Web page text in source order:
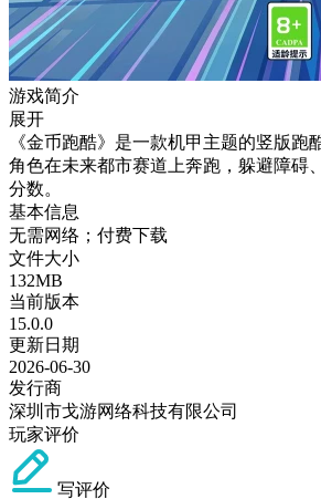
游戏简介
展开
《金币跑酷》是一款机甲主题的竖版跑
角色在未来都市赛道上奔跑，躲避障碍
分数。
基本信息
无需网络；付费下载
文件大小
132MB
当前版本
15.0.0
更新日期
2026-06-30
发行商
深圳市戈游网络科技有限公司
玩家评价
写评价